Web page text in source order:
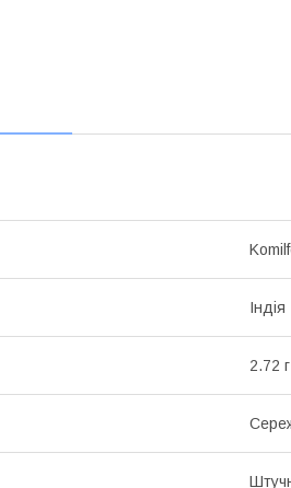
Індія
2.72 г